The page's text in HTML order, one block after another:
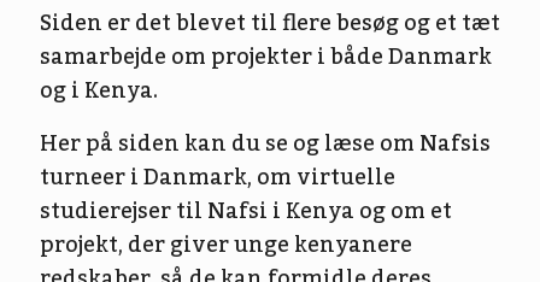
Siden er det blevet til flere besøg og et tæt
samarbejde om projekter i både Danmark
og i Kenya.
Her på siden kan du se og læse om Nafsis
turneer i Danmark, om virtuelle
studierejser til Nafsi i Kenya og om et
projekt, der giver unge kenyanere